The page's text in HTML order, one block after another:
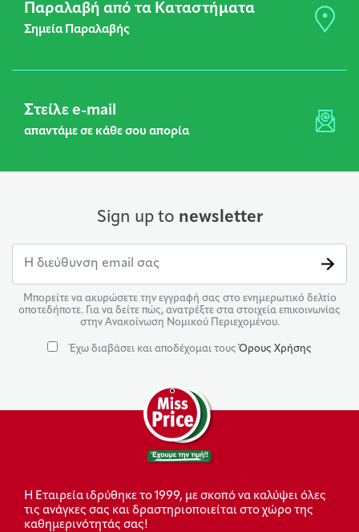
Παραλαβή από τα Καταστήματα
Σημεία Παραλαβής
Στείλε e-mail
απαντάμε σε κάθε σου απορία
Sign up to newsletter
Μπορείτε να ακυρώσετε την εγγραφή σας στο ενημερωτικό δελτίο
οποτεδήποτε. Για να δείτε πώς, ανατρέξτε στα στοιχεία επικοινωνίας
στην Ανακοίνωση Νομικού Περιεχομένου.
Έχω διαβάσει και αποδέχομαι τουςΌρους Χρήσης
Η Εταιρεία ιδρύθηκε το 1999, με σκοπό να καλύψει όλες
τις ανάγκες σας και δραστηριοποιείται στο χώρο της
καθημερινότητάς σας!